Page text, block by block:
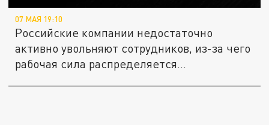
07 МАЯ 19:10
Российские компании недостаточно
активно увольняют сотрудников, из-за чего
рабочая сила распределяется...